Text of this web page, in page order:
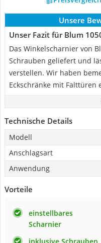
Unsere
Unser Fazit für Blum
Das Winkelscharnier von
Schrauben geliefert und
verstellen. Wir haben
Eckschränke mit Falttüren
Technische Details
Modell
Anschlagsart
Anwendung
Vorteile
einstellbares
Scharnier